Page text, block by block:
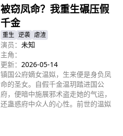
找到“诡异"的破绽。苏远发现学校宿
管、保安等工作人员被替换成流里流
气的社会青年，这与毛厚望的消失会
有一定联系吗?
被窃凤命？我重生碾压假
千金
重生 逆袭 虐渣
演员： 未知
主角：
更新： 2026-05-14
镇国公府嫡女温姒，生来便是身负凤
命的圣女。自假千金温玥踏进国公
府，便暗中施展邪术盗走她的气运，
还蛊惑府中众人的心性。前世的温姒